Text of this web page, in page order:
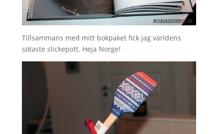
Tillsammans med mitt bokpaket fick jag världens
sötaste slickepott. Heja Norge!